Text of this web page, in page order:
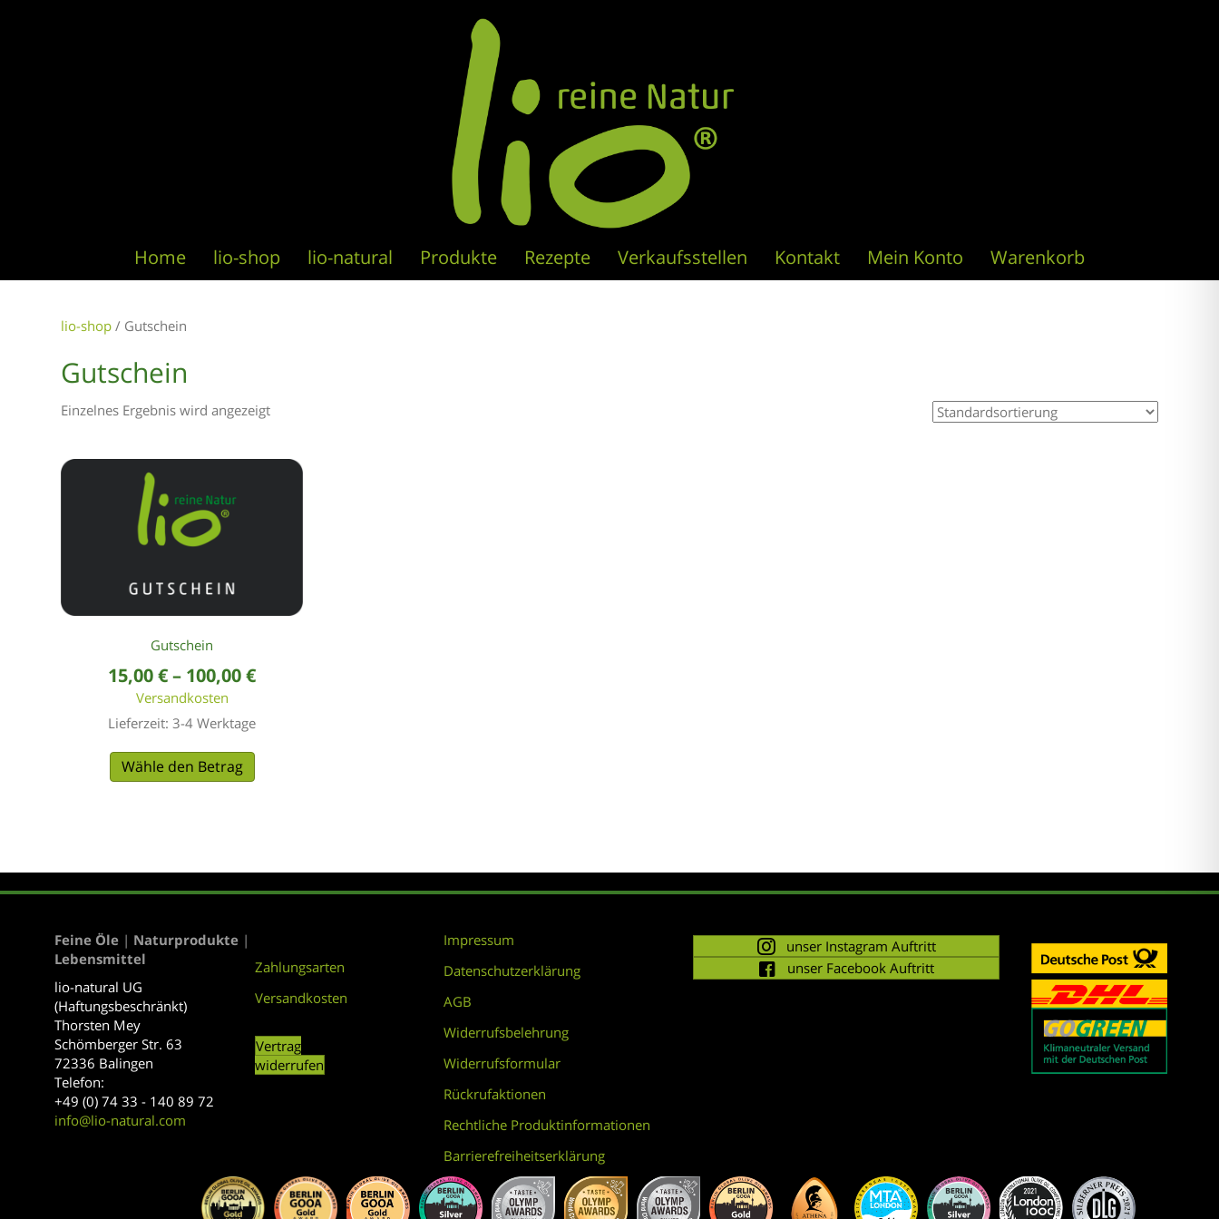
Home lio-shop lio-natural Produkte Rezepte Verkaufsstellen Kontakt Mein Konto Warenkorb
lio-shop / Gutschein
Gutschein
Einzelnes Ergebnis wird angezeigt
Gutschein
15,00€– 100,00€
Versandkosten
Lieferzeit: 3-4 Werktage
Wähle den Betrag
weist
Optionen
können
gewählt
werden
Feine Öle | Naturprodukte |
Lebensmittel
lio-natural UG
(Haftungsbeschränkt)
Thorsten Mey
Schömberger Str. 63
72336 Balingen
Telefon:
+49 (0) 74 33 - 140 89 72
info@lio-natural.com
Zahlungsarten
Versandkosten
Vertrag
widerrufen
Impressum
Datenschutzerklärung
AGB
Widerrufsbelehrung
Widerrufsformular
Rückrufaktionen
Rechtliche Produktinformationen
Barrierefreiheitserklärung
unser Instagram Auftritt
unser Facebook Auftritt